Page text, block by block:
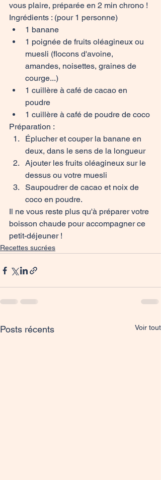
vous plaire, préparée en 2 min chrono !
Ingrédients : (pour 1 personne)
1 banane
1 poignée de fruits oléagineux ou
muesli (flocons d'avoine,
amandes, noisettes, graines de
courge...)
1 cuillère à café de cacao en
poudre
1 cuillère à café de poudre de coco
Préparation :
Éplucher et couper la banane en
deux, dans le sens de la longueur
Ajouter les fruits oléagineux sur le
dessus ou votre muesli
Saupoudrer de cacao et noix de
coco en poudre.
Il ne vous reste plus qu'à préparer votre
boisson chaude pour accompagner ce
petit-déjeuner !
Recettes sucrées
Posts récents Voir tout